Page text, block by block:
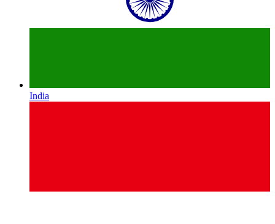
India